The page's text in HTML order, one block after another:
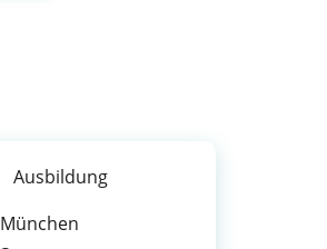
Ausbildung
München